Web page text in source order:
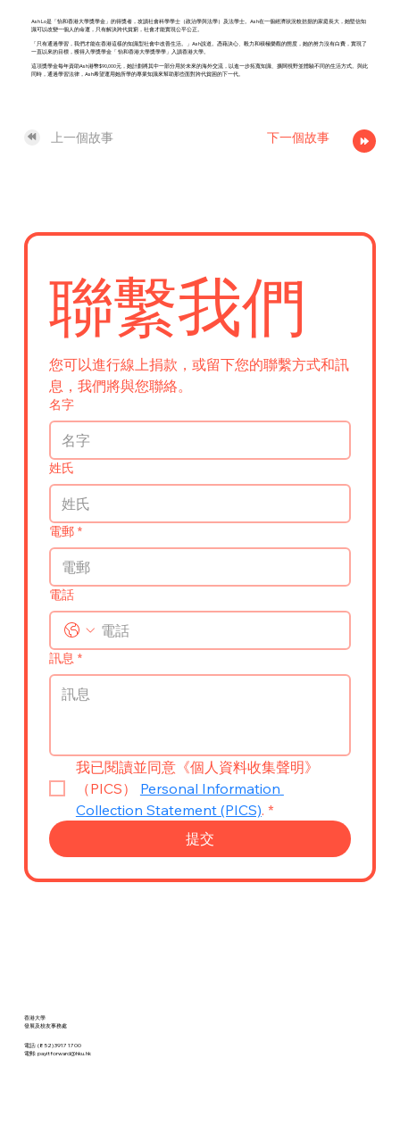
Ash Lo是「怡和香港大學獎學金」的得獎者，攻讀社會科學學士（政治學與法學）及法學士。Ash在一個經濟狀況較拮据的家庭長大，她堅信知
識可以改變一個人的命運，只有解決跨代貧窮，社會才能實現公平公正。
「只有通過學習，我們才能在香港這樣的知識型社會中改善生活。」Ash說道。憑藉決心、毅力和積極樂觀的態度，她的努力沒有白費，實現了
一直以來的目標，獲得入學獎學金「 怡和香港大學獎學學」入讀香港大學。
這項獎學金每年資助Ash港幣$90,000元，她計劃將其中一部分用於未來的海外交流，以進一步拓寬知識、擴闊視野並體驗不同的生活方式。與此
同時，通過學習法律，Ash希望運用她所學的專業知識來幫助那些面對跨代貧困的下一代。
上一個故事 下一個故事
聯繫我們
您可以進行線上捐款，或留下您的聯繫方式和訊
息，我們將與您聯絡。
名字
姓氏
電郵 *
電話
訊息 *
我已閱讀並同意《個人資料收集聲明》
（PICS） Personal Information
Collection Statement (PICS). *
提交
香港大學
發展及校友事務處
電話: (852) 3917 1700
電郵: payitforward@hku.hk